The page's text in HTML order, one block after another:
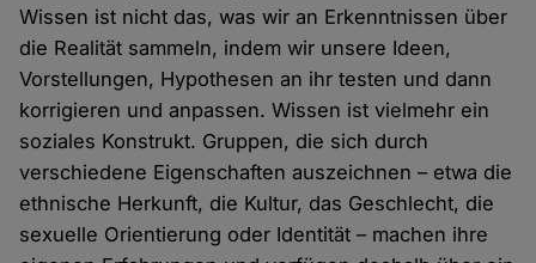
Wissen ist nicht das, was wir an Erkenntnissen über
die Realität sammeln, indem wir unsere Ideen,
Vorstellungen, Hypothesen an ihr testen und dann
korrigieren und anpassen. Wissen ist vielmehr ein
soziales Konstrukt. Gruppen, die sich durch
verschiedene Eigenschaften auszeichnen – etwa die
ethnische Herkunft, die Kultur, das Geschlecht, die
sexuelle Orientierung oder Identität – machen ihre